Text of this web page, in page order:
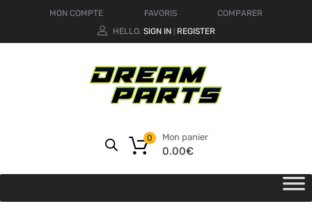
MON COMPTE FAVORIS
COMPARER
HELLO. SIGN IN REGISTER
Mon panier
0.00€
0